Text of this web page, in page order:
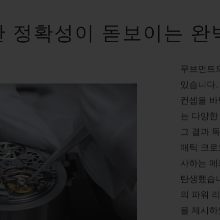
정확성이 돋보이는 완
무브먼트
있습니다
컨셉을
는 다양
그 결과
매틱 크
사하는
탄생했습
의 파워
을 제시